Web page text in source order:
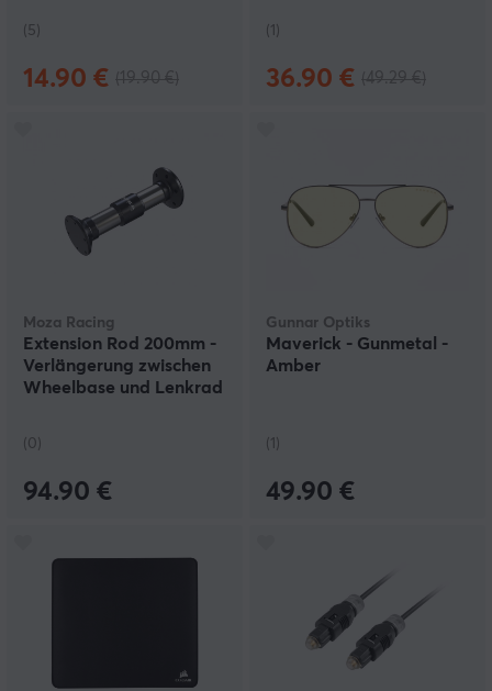
(5)
14.90 €
(1)
36.90 €
Moza Racing
Extension Rod 200mm -
Verlängerung zwischen
Wheelbase und Lenkrad
(0)
94.90 €
Gunnar Optiks
Maverick - Gunmetal -
Amber
(1)
49.90 €